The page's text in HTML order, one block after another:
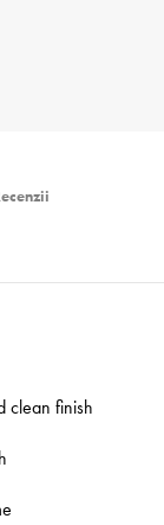
clean finish